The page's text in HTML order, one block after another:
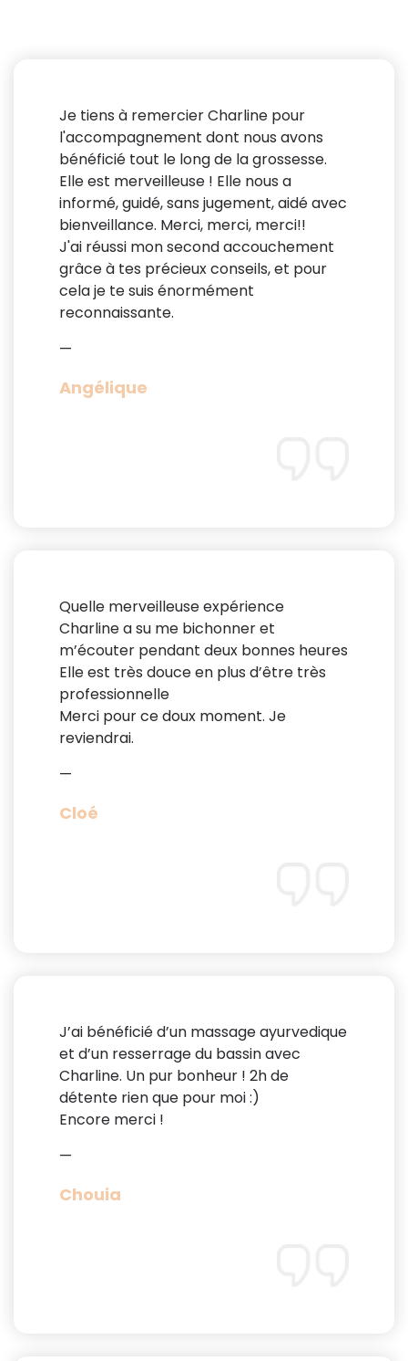
Je tiens à remercier Charline pour
l'accompagnement dont nous avons
bénéficié tout le long de la grossesse.
Elle est merveilleuse ! Elle nous a
informé, guidé, sans jugement, aidé avec
bienveillance. Merci, merci, merci!!
J'ai réussi mon second accouchement
grâce à tes précieux conseils, et pour
cela je te suis énormément
reconnaissante.
—
Angélique
Quelle merveilleuse expérience
Charline a su me bichonner et
m’écouter pendant deux bonnes heures
Elle est très douce en plus d’être très
professionnelle
Merci pour ce doux moment. Je
reviendrai.
—
Cloé
J’ai bénéficié d’un massage ayurvedique
et d’un resserrage du bassin avec
Charline. Un pur bonheur ! 2h de
détente rien que pour moi :)
Encore merci !
—
Chouia